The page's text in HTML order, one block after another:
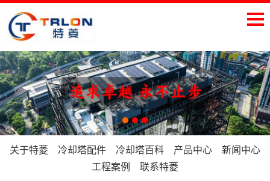
关于特菱 冷却塔配件 冷却塔百科 产品中心
新闻中心
工程案例
联系特菱